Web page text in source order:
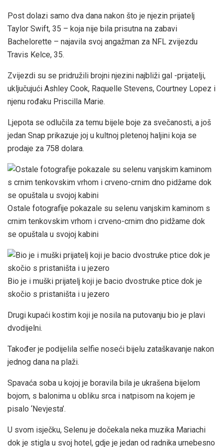
Post dolazi samo dva dana nakon što je njezin prijatelj
Taylor Swift, 35 – koja nije bila prisutna na zabavi
Bachelorette – najavila svoj angažman za NFL zvijezdu
Travis Kelce, 35.
Zvijezdi su se pridružili brojni njezini najbliži gal -prijatelji,
uključujući Ashley Cook, Raquelle Stevens, Courtney Lopez i
njenu rođaku Priscilla Marie.
Ljepota se odlučila za temu bijele boje za svečanosti, a još
jedan Snap prikazuje joj u kultnoj pletenoj haljini koja se
prodaje za 758 dolara.
Ostale fotografije pokazale su selenu vanjskim kaminom s
crnim tenkovskim vrhom i crveno-crnim dno pidžame dok
se opuštala u svojoj kabini
Bio je i muški prijatelj koji je bacio dvostruke ptice dok je
skočio s pristaništa i u jezero
Drugi kupaći kostim koji je nosila na putovanju bio je plavi
dvodijelni.
Također je podijelila selfie noseći bijelu zataškavanje nakon
jednog dana na plaži.
Spavaća soba u kojoj je boravila bila je ukrašena bijelom
bojom, s balonima u obliku srca i natpisom na kojem je
pisalo ‘Nevjesta’.
U svom isječku, Selenu je dočekala neka muzika Mariachi
dok je stigla u svoj hotel, gdje je jedan od radnika urnebesno